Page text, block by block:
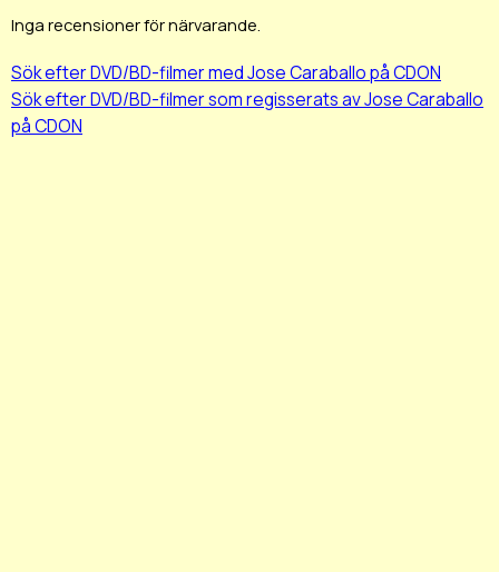
Inga recensioner för närvarande.
Sök efter DVD/BD-filmer med Jose Caraballo på CDON
Sök efter DVD/BD-filmer som regisserats av Jose Caraballo
på CDON